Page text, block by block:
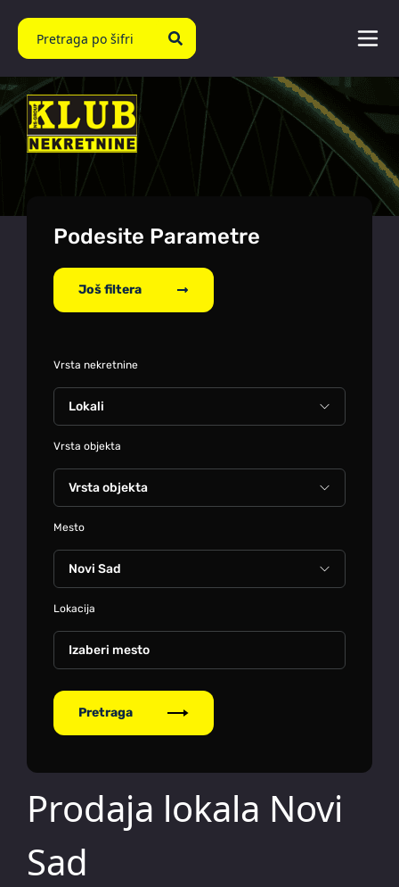
Podesite Parametre
Još filtera
Vrsta nekretnine
Vrsta objekta
Mesto
Lokacija
Izaberi mesto
Pretraga
Prodaja lokala Novi
Sad